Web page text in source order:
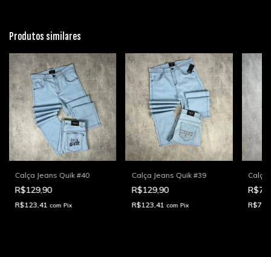
Produtos similares
Calça Jeans Quik #40
R$129,90
R$123,41 com Pix
Calça Jeans Quik #39
R$129,90
R$123,41 com Pix
Calça